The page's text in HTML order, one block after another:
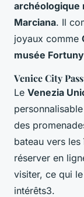
archéologique
Marciana. Il
joyaux comme
musée Fortuny
Venice City
Le Venezia
des
bateau vers
réserver en
visiter, ce qui
intérêts3.